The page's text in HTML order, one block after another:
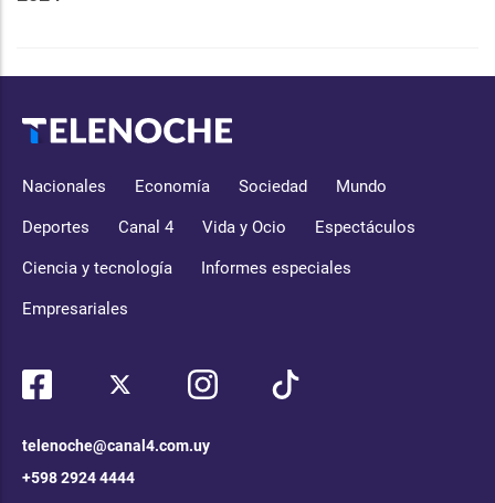
Nacionales Economía Sociedad Mundo
Deportes Canal 4 Vida y Ocio Espectáculos
Ciencia y tecnología Informes especiales
Empresariales
telenoche@canal4.com.uy
+598 2924 4444